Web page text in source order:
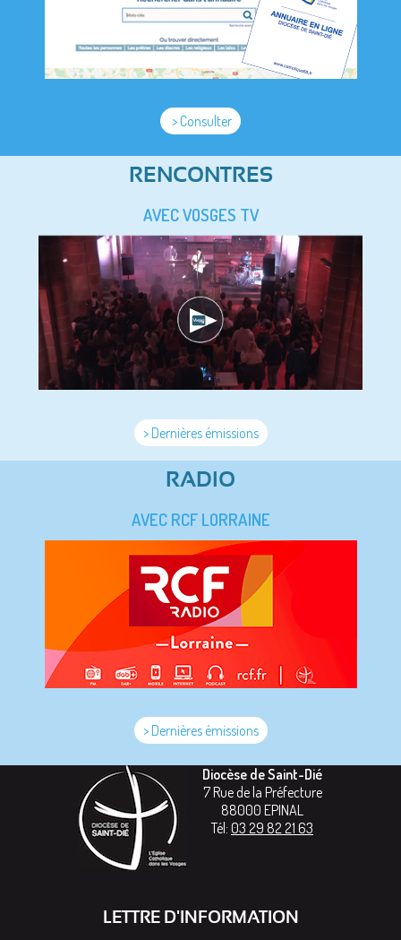
> Consulter
RENCONTRES
AVEC VOSGES TV
> Dernières émissions
RADIO
AVEC RCF LORRAINE
> Dernières émissions
Diocèse de Saint-Dié
7 Rue de la Préfecture
88000 EPINAL
Tél: 03 29 82 21 63
LETTRE D'INFORMATION